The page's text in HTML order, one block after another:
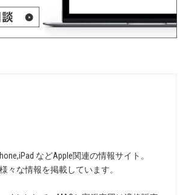
などApple関連の情報サイト。
々な情報を掲載しています。